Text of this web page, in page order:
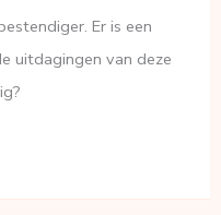
Er is een
uitdagingen van deze